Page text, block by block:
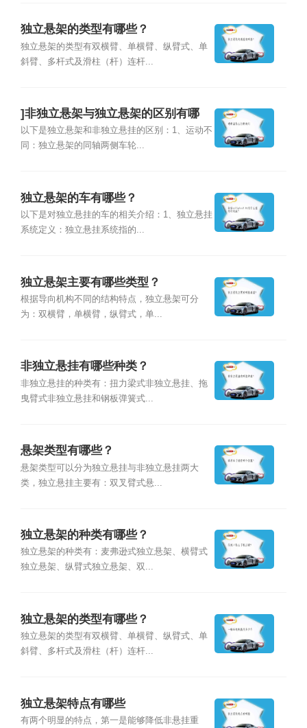
独立悬架的类型有哪些？
独立悬架的类型有双横臂、单横臂、纵臂式、单
斜臂、多杆式及滑柱（杆）连杆...
]非独立悬架与独立悬架的区别有哪
些?
以下是独立悬架和非独立悬挂的区别：1、运动不
同：独立悬架的同轴两侧车轮...
独立悬架的车有哪些？
以下是对独立悬挂的车的相关介绍：1、独立悬挂
系统定义：独立悬挂系统指的...
独立悬架主要有哪些类型？
根据导向机构不同的结构特点，独立悬架可分
为：双横臂，单横臂，纵臂式，单...
非独立悬挂有哪些种类？
非独立悬挂的种类有：扭力梁式非独立悬挂、拖
曳臂式非独立悬挂和钢板弹簧式...
悬架类型有哪些？
悬架类型可以分为独立悬挂与非独立悬挂两大
类，独立悬挂主要有：双叉臂式悬...
独立悬架的种类有哪些？
独立悬架的种类有：麦弗逊式独立悬架、横臂式
独立悬架、纵臂式独立悬架、双...
独立悬架的类型有哪些？
独立悬架的类型有双横臂、单横臂、纵臂式、单
斜臂、多杆式及滑柱（杆）连杆...
独立悬架特点有哪些
有两个明显的特点，第一是能够降低非悬挂重